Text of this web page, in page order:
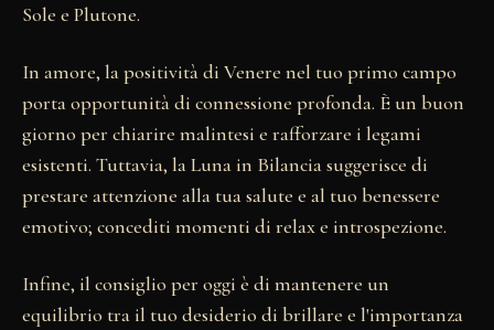
Sole e Plutone.
In amore, la positività di Venere nel tuo primo campo
porta opportunità di connessione profonda. È un buon
giorno per chiarire malintesi e rafforzare i legami
esistenti. Tuttavia, la Luna in Bilancia suggerisce di
prestare attenzione alla tua salute e al tuo benessere
emotivo; concediti momenti di relax e introspezione.
Infine, il consiglio per oggi è di mantenere un
equilibrio tra il tuo desiderio di brillare e l'importanza